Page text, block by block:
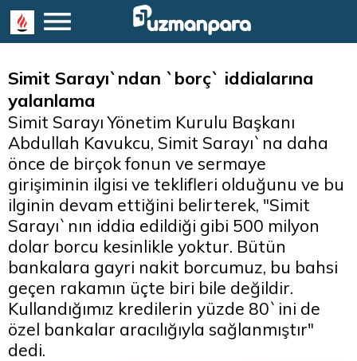
Simit Sarayı`ndan `borç` iddialarına
yalanlama
Simit Sarayı Yönetim Kurulu Başkanı
Abdullah Kavukcu, Simit Sarayı`na daha
önce de birçok fonun ve sermaye
girişiminin ilgisi ve teklifleri olduğunu ve bu
ilginin devam ettiğini belirterek, "Simit
Sarayı`nın iddia edildiği gibi 500 milyon
dolar borcu kesinlikle yoktur. Bütün
bankalara gayri nakit borcumuz, bu bahsi
geçen rakamın üçte biri bile değildir.
Kullandığımız kredilerin yüzde 80`ini de
özel bankalar aracılığıyla sağlanmıştır"
dedi.